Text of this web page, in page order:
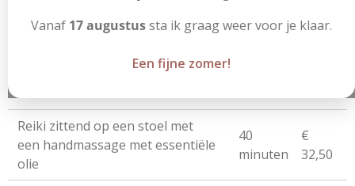
Vanaf 17 augustussta ik graag weer voor je klaar.
Een fijne zomer!
Reiki met een handmassage met
70
€
Reiki zittend op een stoel met
een handmassage met essentiële
olie
40
minuten
€
32,50